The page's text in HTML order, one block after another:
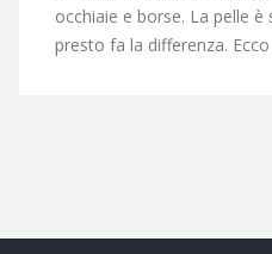
occhiaie e borse. La pelle
presto fa la differenza.